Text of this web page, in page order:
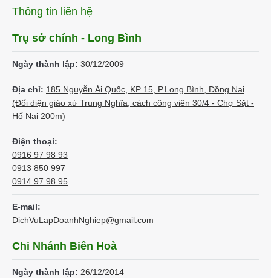
Thông tin liên hệ
Trụ sở chính - Long Bình
Ngày thành lập: 30/12/2009
Địa chỉ: 185 Nguyễn Ái Quốc, KP 15, P.Long Bình, Đồng Nai
(Đối diện giáo xứ Trung Nghĩa, cách công viên 30/4 - Chợ Sặt -
Hố Nai 200m)
Điện thoại:
0916 97 98 93
0913 850 997
0914 97 98 95
E-mail:
DichVuLapDoanhNghiep@gmail.com
Chi Nhánh Biên Hoà
Ngày thành lập: 26/12/2014